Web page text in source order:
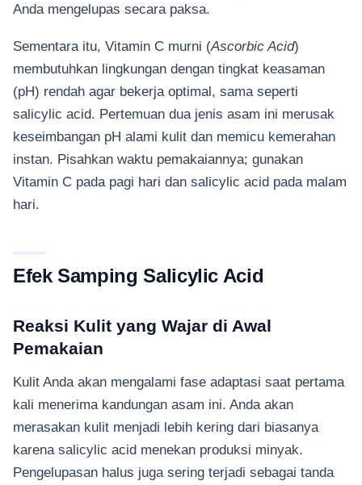
Anda mengelupas secara paksa.
Sementara itu, Vitamin C murni (Ascorbic Acid)
membutuhkan lingkungan dengan tingkat keasaman
(pH) rendah agar bekerja optimal, sama seperti
salicylic acid. Pertemuan dua jenis asam ini merusak
keseimbangan pH alami kulit dan memicu kemerahan
instan. Pisahkan waktu pemakaiannya; gunakan
Vitamin C pada pagi hari dan salicylic acid pada malam
hari.
Efek Samping Salicylic Acid
Reaksi Kulit yang Wajar di Awal
Pemakaian
Kulit Anda akan mengalami fase adaptasi saat pertama
kali menerima kandungan asam ini. Anda akan
merasakan kulit menjadi lebih kering dari biasanya
karena salicylic acid menekan produksi minyak.
Pengelupasan halus juga sering terjadi sebagai tanda